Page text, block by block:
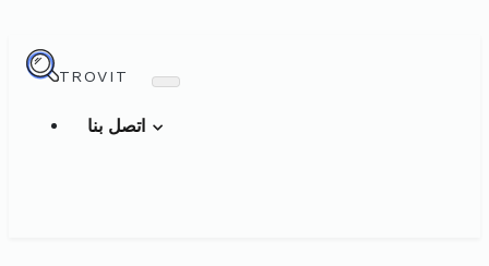
TROVIT